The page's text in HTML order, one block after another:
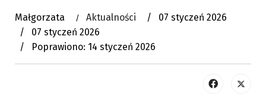
Małgorzata Aktualności
07 styczeń 2026
07 styczeń 2026
Poprawiono: 14 styczeń 2026